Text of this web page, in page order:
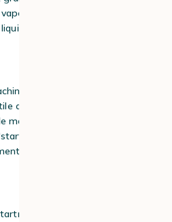
afin de récupérer
qui va s’écouler pendant
puis accédez à l’interface
de votre machine.
mode “clean mode”, puis
La machine va alors initier
le programme de
commence à circuler